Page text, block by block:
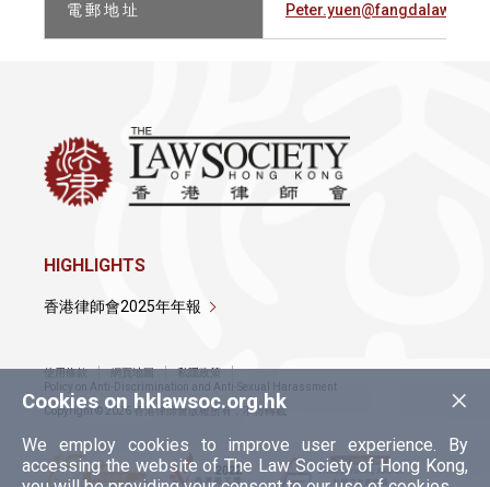
電 郵 地 址 Peter.yuen@fangdalaw.com
×
Cookies on hklawsoc.org.hk
We employ cookies to improve user experience. By
accessing the website of The Law Society of Hong Kong,
HIGHLIGHTS
香港律師會2025年年報
使用條款 網頁地圖
私隱政策
Policy on Anti-Discrimination and Anti-Sexual Harassment
Copyright © 2026 香港律師會版權所有，不得轉載